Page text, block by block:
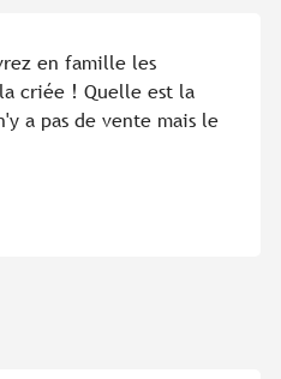
en famille les
criée ! Quelle est la
a pas de vente mais le